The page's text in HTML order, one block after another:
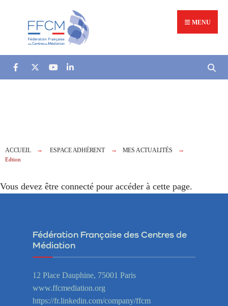
MENU
ACCUEIL ESPACE ADHÉRENT MES ACTUALITÉS
Edtion
Vous devez être connecté pour accéder à cette page.
Fédération Française des Centres de
Médiation
12 Place Dauphine, 75001 Paris
www.ffcmediation.org
https://fr.linkedin.com/company/ffcm